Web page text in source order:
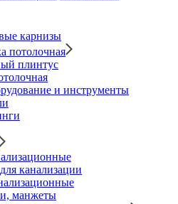
карнизы
потолочная
плинтус
и инструменты
канализации
манжеты